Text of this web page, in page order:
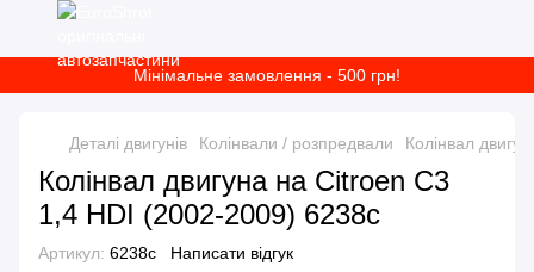
Мінімальне замовлення - 500 грн!
Деталі двигунів Колінвали / розпредвали Колінвал
Колінвал двигуна на Citroen C3
1,4 HDI (2002-2009) 6238c
Артикул: 6238c Написати відгук